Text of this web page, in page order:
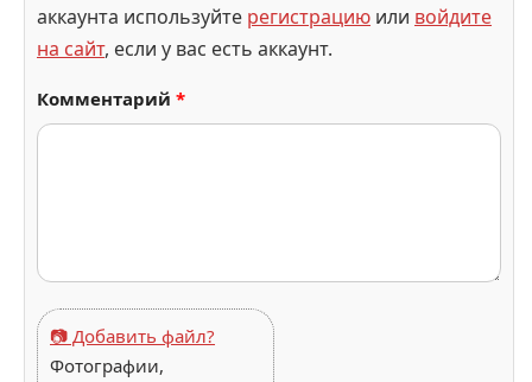
аккаунта используйте регистрацию или войдите
на сайт, если у вас есть аккаунт.
Комментарий *
📷 Добавить файл?
Фотографии,